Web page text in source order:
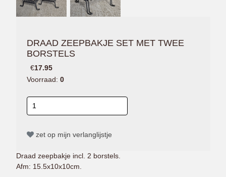
DRAAD ZEEPBAKJE SET MET TWEE
BORSTELS
€17.95
Voorraad: 0
zet op mijn verlanglijstje
Draad zeepbakje incl. 2 borstels.
Afm: 15.5x10x10cm.